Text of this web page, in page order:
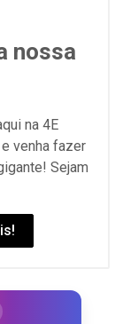
nossa
na 4E
venha fazer
Sejam